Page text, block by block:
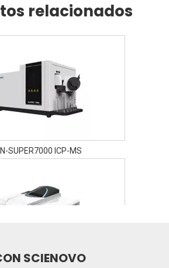
relacionados
SUPER7000 ICP-MS
SCIENOVO